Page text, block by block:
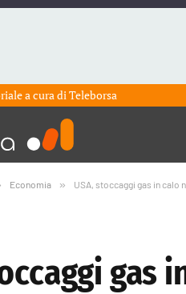
a cura diTeleborsa
Economia » USA, stoccaggi gas in calo
gas